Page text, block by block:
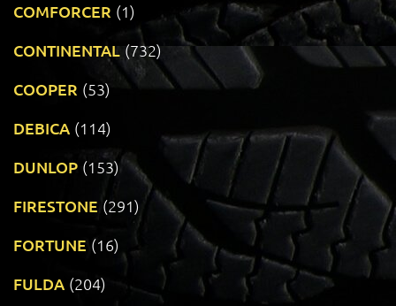
COMFORCER (1)
CONTINENTAL (732)
COOPER (53)
DEBICA (114)
DUNLOP (153)
FIRESTONE (291)
FORTUNE (16)
FULDA (204)